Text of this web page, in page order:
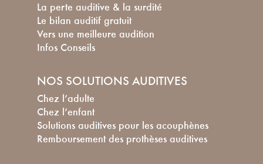
La perte auditive & la surdité
Le bilan auditif gratuit
Vers une meilleure audition
Infos Conseils
NOS SOLUTIONS AUDITIVES
Chez l’adulte
Chez l’enfant
Solutions auditives pour les acouphènes
Remboursement des prothèses auditives